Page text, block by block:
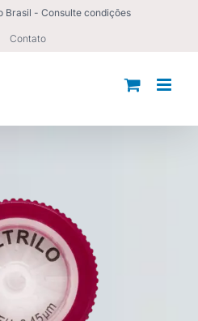
Brasil - Consulte condições
Contato